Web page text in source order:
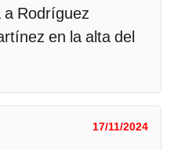
a Rodríguez
en la alta del
17/11/2024